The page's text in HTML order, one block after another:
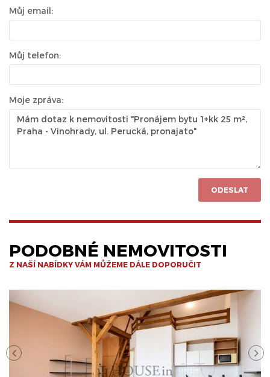
Můj email:
Můj telefon:
Moje zpráva:
ODESLAT
PODOBNÉ NEMOVITOSTI
Z NAŠÍ NABÍDKY VÁM MŮŽEME DÁLE DOPORUČIT